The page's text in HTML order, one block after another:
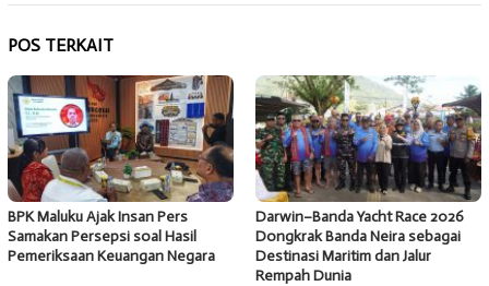
POS TERKAIT
BPK Maluku Ajak Insan Pers
Samakan Persepsi soal Hasil
Pemeriksaan Keuangan Negara
Darwin–Banda Yacht Race 2026
Dongkrak Banda Neira sebagai
Destinasi Maritim dan Jalur
Rempah Dunia